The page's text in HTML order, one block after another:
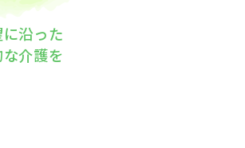
沿った
介護を